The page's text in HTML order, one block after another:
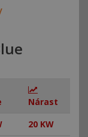
Nárast
20 KW